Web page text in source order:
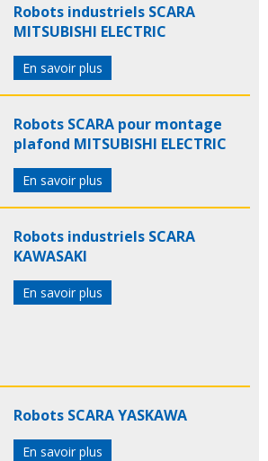
Robots industriels SCARA
MITSUBISHI ELECTRIC
En savoir plus
Robots SCARA pour montage
plafond MITSUBISHI ELECTRIC
En savoir plus
Robots industriels SCARA
KAWASAKI
En savoir plus
Robots SCARA YASKAWA
En savoir plus